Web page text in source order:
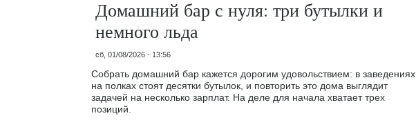
Домашний бар с нуля: три бутылки и
немного льда
сб, 01/08/2026 - 13:56
Собрать домашний бар кажется дорогим удовольствием: в заведениях
на полках стоят десятки бутылок, и повторить это дома выглядит
задачей на несколько зарплат. На деле для начала хватает трех
позиций.